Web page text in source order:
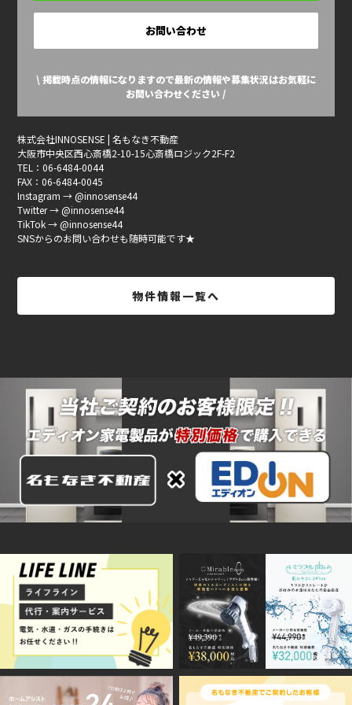
お問い合わせ
\ 掲載時点の情報になりますので最新の情報や募集状況はお気軽に
お問い合わせください /
株式会社INNOSENSE | 名もなき不動産
大阪市中央区西心斎橋2-10-15心斎橋ロジック2F-F2
TEL：06-6484-0044
FAX：06-6484-0045
Instagram → @innosense44
Twitter → @innosense44
TikTok → @innosense44
SNSからのお問い合わせも随時可能です★
物件情報一覧へ